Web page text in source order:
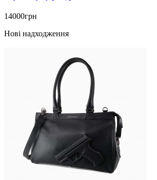
14000грн
Нові надходження